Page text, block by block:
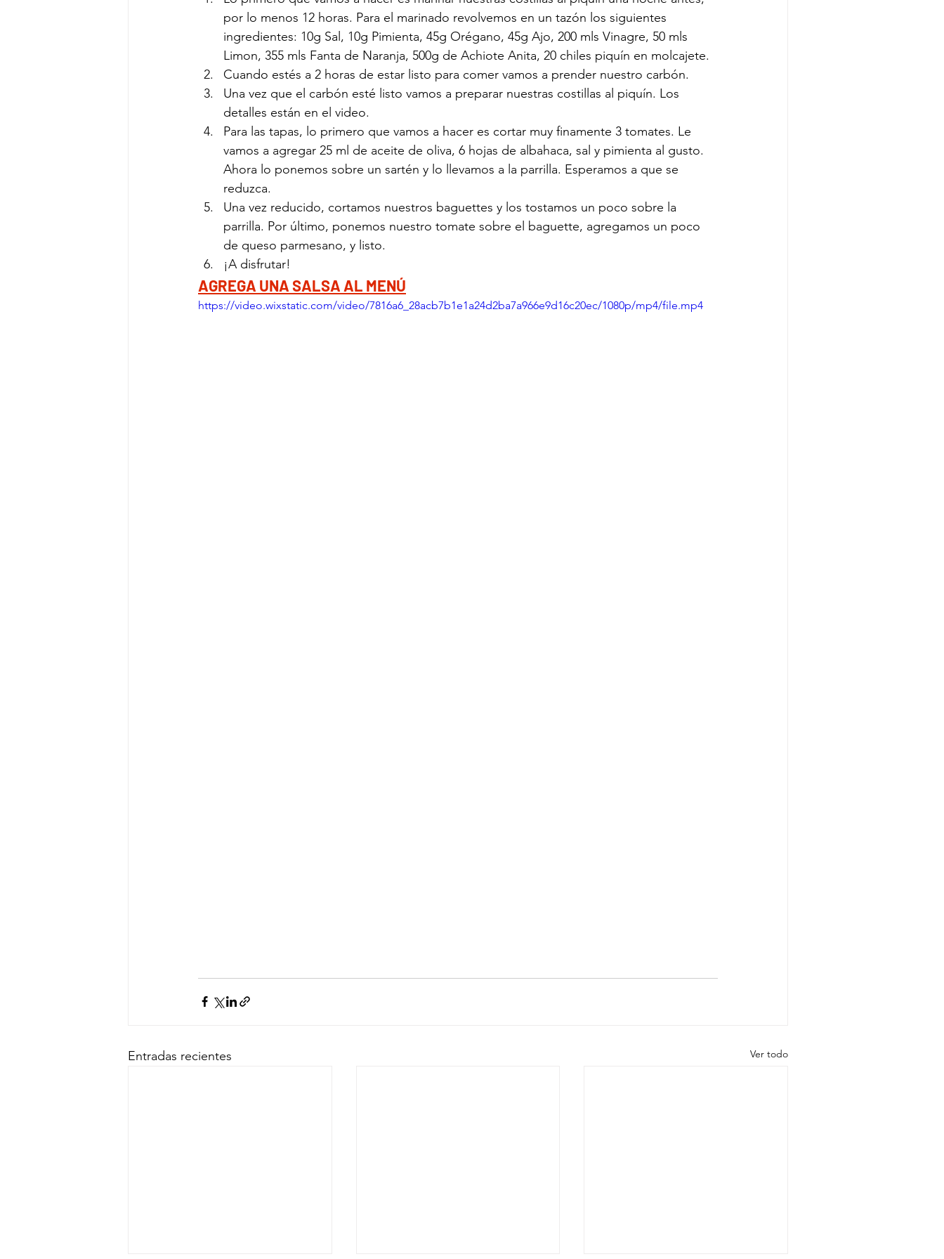
por lo menos 12 horas. Para el marinado revolvemos en un tazón los siguientes
ingredientes: 10g Sal, 10g Pimienta, 45g Orégano, 45g Ajo, 200 mls Vinagre, 50 mls
Limon, 355 mls Fanta de Naranja, 500g de Achiote Anita, 20 chiles piquín en molcajete.
Cuando estés a 2 horas de estar listo para comer vamos a prender nuestro carbón.
Una vez que el carbón esté listo vamos a preparar nuestras costillas al piquín. Los
detalles están en el video.
Para las tapas, lo primero que vamos a hacer es cortar muy finamente 3 tomates. Le
vamos a agregar 25 ml de aceite de oliva, 6 hojas de albahaca, sal y pimienta al gusto.
Ahora lo ponemos sobre un sartén y lo llevamos a la parrilla. Esperamos a que se
reduzca.
Una vez reducido, cortamos nuestros baguettes y los tostamos un poco sobre la
parrilla. Por último, ponemos nuestro tomate sobre el baguette, agregamos un poco
de queso parmesano, y listo.
¡A disfrutar!
AGREGA UNA SALSA AL MENÚ
https://video.wixstatic.com/video/7816a6_28acb7b1e1a24d2ba7a966e9d16c20ec/1080p/mp4/file.mp4
Entradas recientes Ver todo